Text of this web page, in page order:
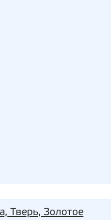
Тверь, Золотое